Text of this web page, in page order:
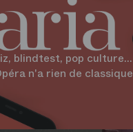
blindtest, pop culture...
n'a rien de classique